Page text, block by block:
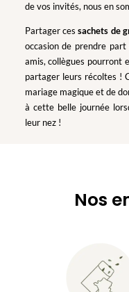
de vos invités, nous en
Partager ces sachets de
occasion de prendre
amis, collègues pourront
partager leurs récoltes !
mariage magique et de
à cette belle journée
leur nez !
Nos